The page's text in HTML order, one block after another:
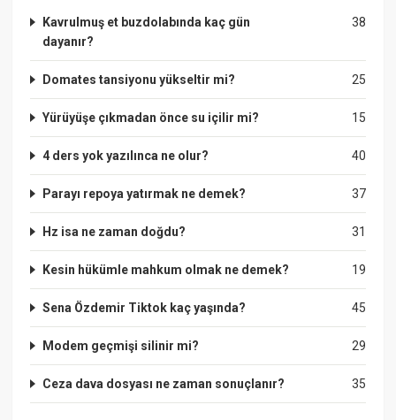
38
Kavrulmuş et buzdolabında kaç gün
dayanır?
25
Domates tansiyonu yükseltir mi?
15
Yürüyüşe çıkmadan önce su içilir mi?
40
4 ders yok yazılınca ne olur?
37
Parayı repoya yatırmak ne demek?
31
Hz isa ne zaman doğdu?
19
Kesin hükümle mahkum olmak ne demek?
45
Sena Özdemir Tiktok kaç yaşında?
29
Modem geçmişi silinir mi?
35
Ceza dava dosyası ne zaman sonuçlanır?